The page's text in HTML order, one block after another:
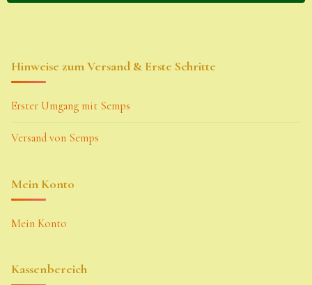
Hinweise zum Versand & Erste Schritte
Erster Umgang mit Semps
Versand von Semps
Mein Konto
Mein Konto
Kassenbereich